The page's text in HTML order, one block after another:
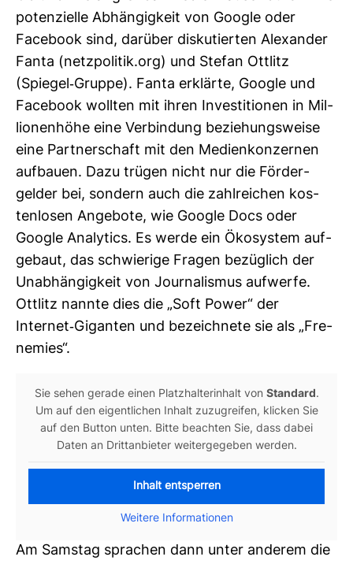
poten­zi­elle Abhän­gig­keit von Google oder
Face­book sind, dar­über dis­ku­tierten Alex­ander
Fanta (netz­po­litik.org) und Stefan Ott­litz
(Spiegel-​Gruppe). Fanta erklärte, Google und
Face­book wollten mit ihren Inves­ti­tionen in Mil­
lio­nen­höhe eine Ver­bin­dung bezie­hungs­weise
eine Part­ner­schaft mit den Medi­en­kon­zernen
auf­bauen. Dazu trügen nicht nur die För­der­
gelder bei, son­dern auch die zahl­rei­chen kos­
ten­losen Ange­bote, wie Google Docs oder
Google Ana­ly­tics. Es werde ein Öko­system auf­
ge­baut, das schwie­rige Fragen bezüg­lich der
Unab­hän­gig­keit von Jour­na­lismus auf­werfe.
Ott­litz nannte dies die „Soft Power“ der
Internet-​Giganten und bezeich­nete sie als „Fre­
ne­mies“.
Sie sehen gerade einen Platz­hal­ter­in­halt von Stan­dard .
Um auf den eigent­li­chen Inhalt zuzu­greifen, kli­cken Sie
auf den Button unten. Bitte beachten Sie, dass dabei
Daten an Dritt­an­bieter wei­ter­ge­geben werden.
Inhalt entsperren
Wei­tere Infor­ma­tionen
Am Samstag spra­chen dann unter anderem die